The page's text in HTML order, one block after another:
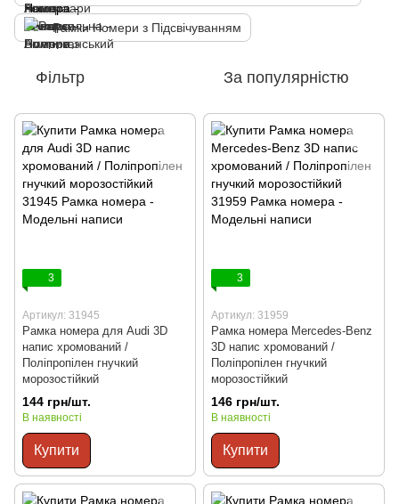
Рамки Номери з Підсвічуванням
Фільтр За популярністю
3
Артикул: 31945
Рамка номера для Audi 3D
напис хромований /
Поліпропілен гнучкий
морозостійкий
144 грн/шт.
В наявності
Купити
3
Артикул: 31959
Рамка номера Mercedes-Benz
3D напис хромований /
Поліпропілен гнучкий
морозостійкий
146 грн/шт.
В наявності
Купити